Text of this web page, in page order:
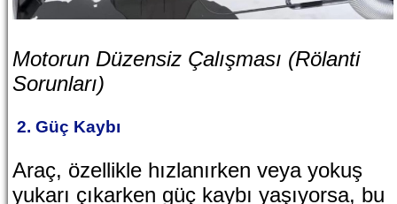
Motorun Düzensiz Çalışması (Rölanti
Sorunları)
2. Güç Kaybı
Araç, özellikle hızlanırken veya yokuş
yukarı çıkarken güç kaybı yaşıyorsa, bu